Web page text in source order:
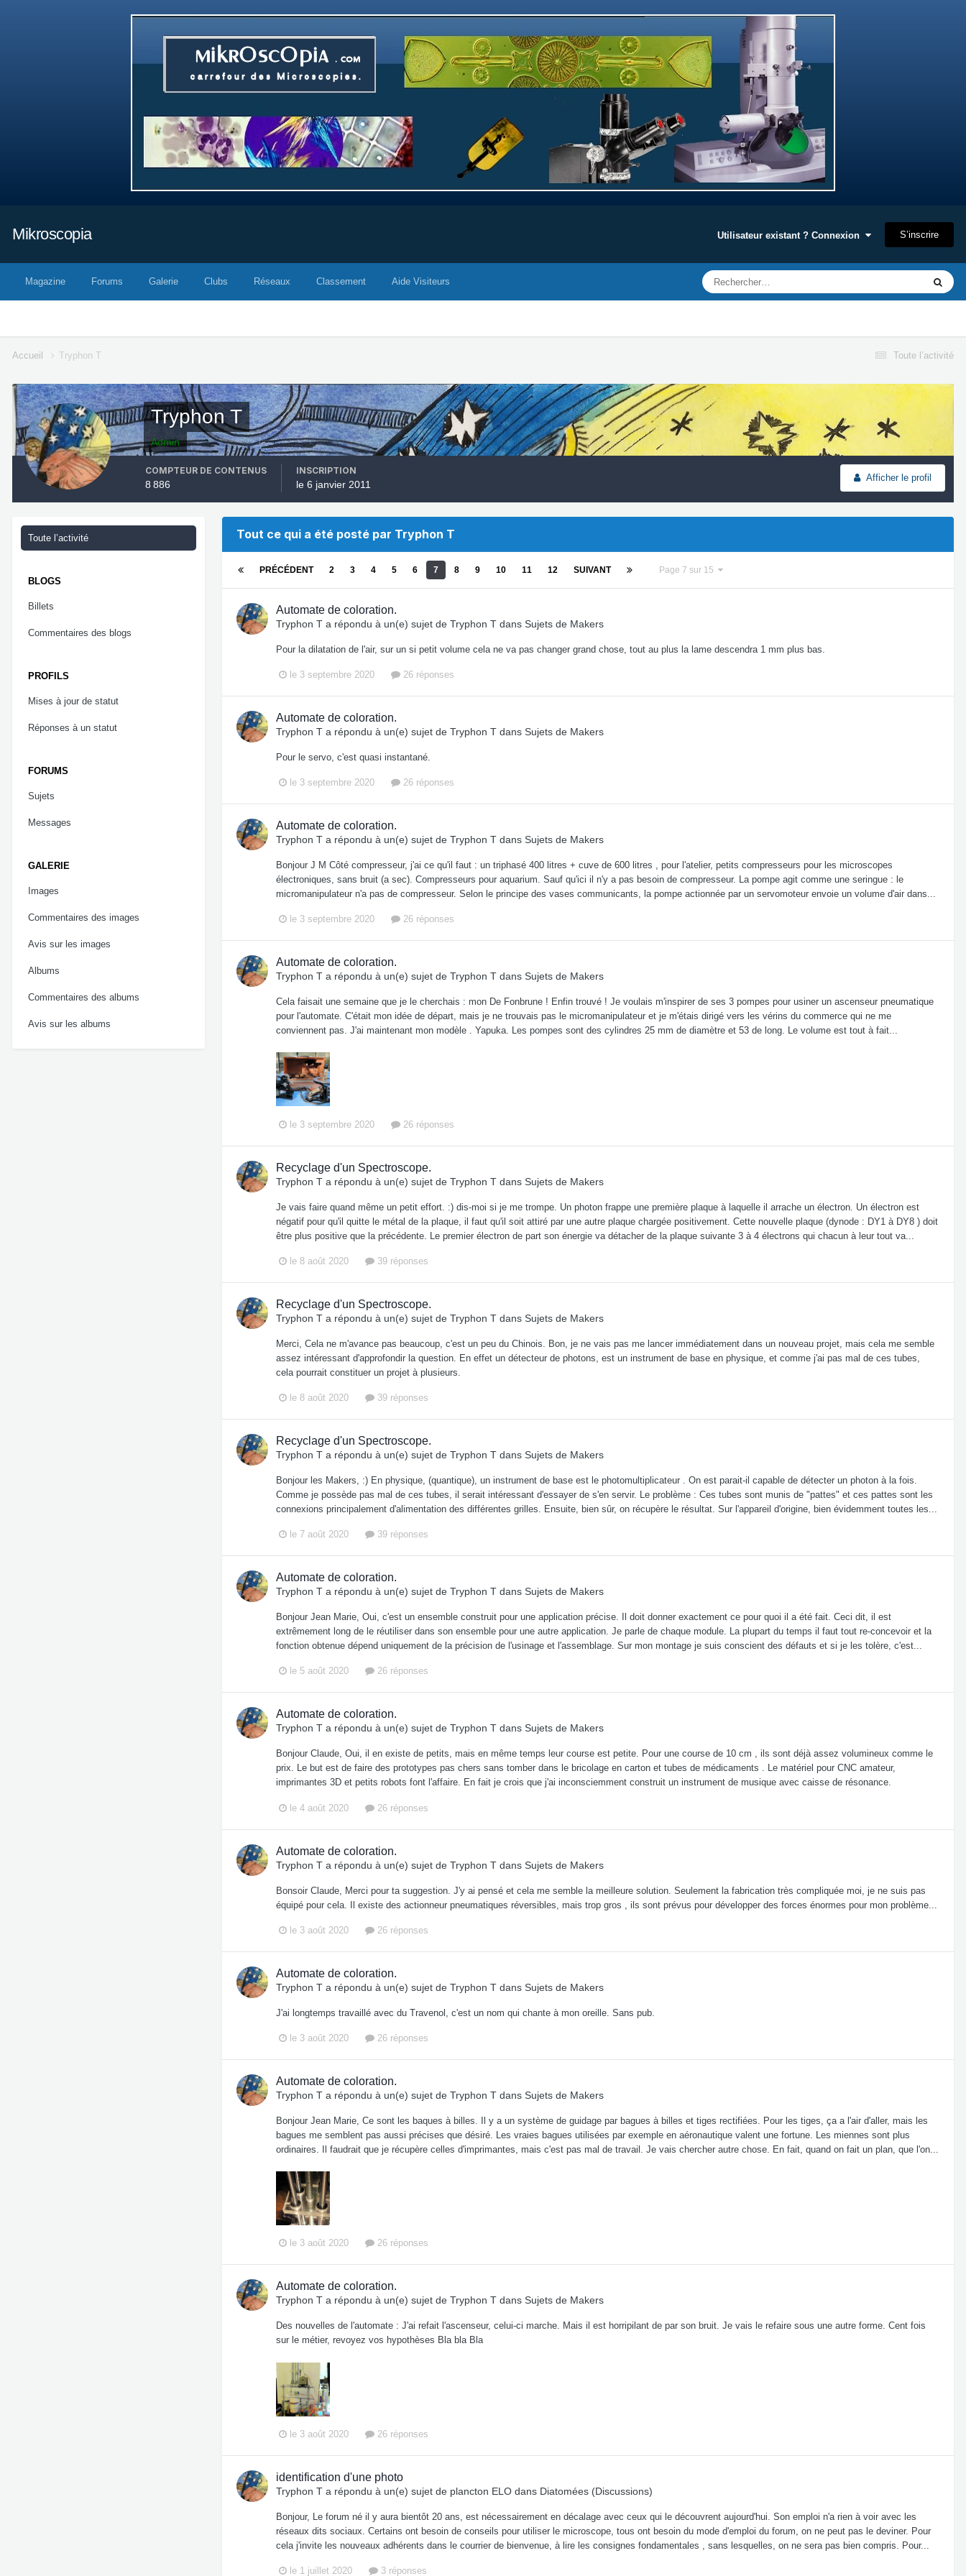
Mikroscopia Utilisateur existant ? Connexion S’inscrire
Magazine Forums Galerie Clubs Réseaux Classement Aide Visiteurs
Toute l’activité
Accueil Tryphon T
Tryphon T
Admin
Afficher le profil
COMPTEUR DE CONTENUS
8 886
INSCRIPTION
le 6 janvier 2011
Toute l’activité
BLOGS
Billets
Commentaires des blogs
PROFILS
Mises à jour de statut
Réponses à un statut
FORUMS
Sujets
Messages
GALERIE
Images
Commentaires des images
Avis sur les images
Albums
Commentaires des albums
Avis sur les albums
Tout ce qui a été posté par Tryphon T
PRÉCÉDENT 2 3 4 5 6 7 8 9 10 11 12 SUIVANT Page 7 sur 15
Automate de coloration.
Tryphon T a répondu à un(e) sujet de Tryphon T dans Sujets de Makers
Pour la dilatation de l'air, sur un si petit volume cela ne va pas changer grand chose, tout au plus la lame descendra 1 mm plus bas.
le 3 septembre 2020 26 réponses
Automate de coloration.
Tryphon T a répondu à un(e) sujet de Tryphon T dans Sujets de Makers
Pour le servo, c'est quasi instantané.
le 3 septembre 2020 26 réponses
Automate de coloration.
Tryphon T a répondu à un(e) sujet de Tryphon T dans Sujets de Makers
Bonjour J M Côté compresseur, j'ai ce qu'il faut : un triphasé 400 litres + cuve de 600 litres , pour l'atelier, petits compresseurs pour les microscopes
électroniques, sans bruit (a sec). Compresseurs pour aquarium. Sauf qu'ici il n'y a pas besoin de compresseur. La pompe agit comme une seringue : le
micromanipulateur n'a pas de compresseur. Selon le principe des vases communicants, la pompe actionnée par un servomoteur envoie un volume d'air dans...
le 3 septembre 2020 26 réponses
Automate de coloration.
Tryphon T a répondu à un(e) sujet de Tryphon T dans Sujets de Makers
Cela faisait une semaine que je le cherchais : mon De Fonbrune ! Enfin trouvé ! Je voulais m'inspirer de ses 3 pompes pour usiner un ascenseur pneumatique
pour l'automate. C'était mon idée de départ, mais je ne trouvais pas le micromanipulateur et je m'étais dirigé vers les vérins du commerce qui ne me
conviennent pas. J'ai maintenant mon modèle . Yapuka. Les pompes sont des cylindres 25 mm de diamètre et 53 de long. Le volume est tout à fait...
le 3 septembre 2020 26 réponses
Recyclage d'un Spectroscope.
Tryphon T a répondu à un(e) sujet de Tryphon T dans Sujets de Makers
Je vais faire quand même un petit effort. :) dis-moi si je me trompe. Un photon frappe une première plaque à laquelle il arrache un électron. Un électron est
négatif pour qu'il quitte le métal de la plaque, il faut qu'il soit attiré par une autre plaque chargée positivement. Cette nouvelle plaque (dynode : DY1 à DY8 ) doit
être plus positive que la précédente. Le premier électron de part son énergie va détacher de la plaque suivante 3 à 4 électrons qui chacun à leur tout va...
le 8 août 2020 39 réponses
Recyclage d'un Spectroscope.
Tryphon T a répondu à un(e) sujet de Tryphon T dans Sujets de Makers
Merci, Cela ne m'avance pas beaucoup, c'est un peu du Chinois. Bon, je ne vais pas me lancer immédiatement dans un nouveau projet, mais cela me semble
assez intéressant d'approfondir la question. En effet un détecteur de photons, est un instrument de base en physique, et comme j'ai pas mal de ces tubes,
cela pourrait constituer un projet à plusieurs.
le 8 août 2020 39 réponses
Recyclage d'un Spectroscope.
Tryphon T a répondu à un(e) sujet de Tryphon T dans Sujets de Makers
Bonjour les Makers, :) En physique, (quantique), un instrument de base est le photomultiplicateur . On est parait-il capable de détecter un photon à la fois.
Comme je possède pas mal de ces tubes, il serait intéressant d'essayer de s'en servir. Le problème : Ces tubes sont munis de "pattes" et ces pattes sont les
connexions principalement d'alimentation des différentes grilles. Ensuite, bien sûr, on récupère le résultat. Sur l'appareil d'origine, bien évidemment toutes les...
le 7 août 2020 39 réponses
Automate de coloration.
Tryphon T a répondu à un(e) sujet de Tryphon T dans Sujets de Makers
Bonjour Jean Marie, Oui, c'est un ensemble construit pour une application précise. Il doit donner exactement ce pour quoi il a été fait. Ceci dit, il est
extrêmement long de le réutiliser dans son ensemble pour une autre application. Je parle de chaque module. La plupart du temps il faut tout re-concevoir et la
fonction obtenue dépend uniquement de la précision de l'usinage et l'assemblage. Sur mon montage je suis conscient des défauts et si je les tolère, c'est...
le 5 août 2020 26 réponses
Automate de coloration.
Tryphon T a répondu à un(e) sujet de Tryphon T dans Sujets de Makers
Bonjour Claude, Oui, il en existe de petits, mais en même temps leur course est petite. Pour une course de 10 cm , ils sont déjà assez volumineux comme le
prix. Le but est de faire des prototypes pas chers sans tomber dans le bricolage en carton et tubes de médicaments . Le matériel pour CNC amateur,
imprimantes 3D et petits robots font l'affaire. En fait je crois que j'ai inconsciemment construit un instrument de musique avec caisse de résonance.
le 4 août 2020 26 réponses
Automate de coloration.
Tryphon T a répondu à un(e) sujet de Tryphon T dans Sujets de Makers
Bonsoir Claude, Merci pour ta suggestion. J'y ai pensé et cela me semble la meilleure solution. Seulement la fabrication très compliquée moi, je ne suis pas
équipé pour cela. Il existe des actionneur pneumatiques réversibles, mais trop gros , ils sont prévus pour développer des forces énormes pour mon problème...
le 3 août 2020 26 réponses
Automate de coloration.
Tryphon T a répondu à un(e) sujet de Tryphon T dans Sujets de Makers
J'ai longtemps travaillé avec du Travenol, c'est un nom qui chante à mon oreille. Sans pub.
le 3 août 2020 26 réponses
Automate de coloration.
Tryphon T a répondu à un(e) sujet de Tryphon T dans Sujets de Makers
Bonjour Jean Marie, Ce sont les baques à billes. Il y a un système de guidage par bagues à billes et tiges rectifiées. Pour les tiges, ça a l'air d'aller, mais les
bagues me semblent pas aussi précises que désiré. Les vraies bagues utilisées par exemple en aéronautique valent une fortune. Les miennes sont plus
ordinaires. Il faudrait que je récupère celles d'imprimantes, mais c'est pas mal de travail. Je vais chercher autre chose. En fait, quand on fait un plan, que l'on...
le 3 août 2020 26 réponses
Automate de coloration.
Tryphon T a répondu à un(e) sujet de Tryphon T dans Sujets de Makers
Des nouvelles de l'automate : J'ai refait l'ascenseur, celui-ci marche. Mais il est horripilant de par son bruit. Je vais le refaire sous une autre forme. Cent fois
sur le métier, revoyez vos hypothèses Bla bla Bla
le 3 août 2020 26 réponses
identification d'une photo
Tryphon T a répondu à un(e) sujet de plancton ELO dans Diatomées (Discussions)
Bonjour, Le forum né il y aura bientôt 20 ans, est nécessairement en décalage avec ceux qui le découvrent aujourd'hui. Son emploi n'a rien à voir avec les
réseaux dits sociaux. Certains ont besoin de conseils pour utiliser le microscope, tous ont besoin du mode d'emploi du forum, on ne peut pas le deviner. Pour
cela j'invite les nouveaux adhérents dans le courrier de bienvenue, à lire les consignes fondamentales , sans lesquelles, on ne sera pas bien compris. Pour...
le 1 juillet 2020 3 réponses